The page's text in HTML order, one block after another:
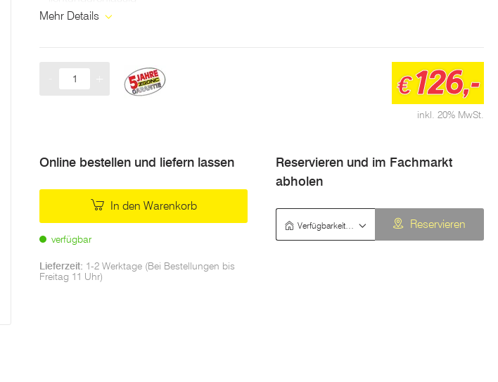
• alterungs- und witterungsbeständig
Mehr Details
inkl. 20% MwSt.
€126,-
Online bestellen und liefern lassen
In den Warenkorb
verfügbar
Lieferzeit: 1-2 Werktage (Bei Bestellungen bis
Freitag 11 Uhr)
Reservieren und im Fachmarkt
abholen
Reservieren